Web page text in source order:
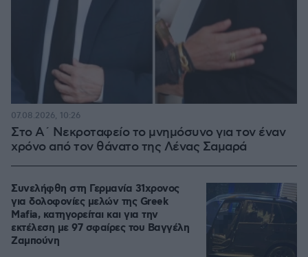
Στο Α΄ Νεκροταφείο το μνημόσυνο για τον έναν
χρόνο από τον θάνατο της Λένας Σαμαρά
07.08.2026, 10:26
Συνελήφθη στη Γερμανία 31χρονος
για δολοφονίες μελών της Greek
Mafia, κατηγορείται και για την
εκτέλεση με 97 σφαίρες του Βαγγέλη
Ζαμπούνη